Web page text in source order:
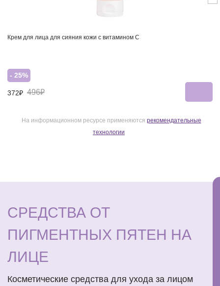
Крем для лица для сияния кожи с витамином С
- 25%
372₽ 496₽
На информационном ресурсе применяются рекомендательные
технологии
СРЕДСТВА ОТ
ПИГМЕНТНЫХ ПЯТЕН НА
ЛИЦЕ
Косметические средства для ухода за лицом